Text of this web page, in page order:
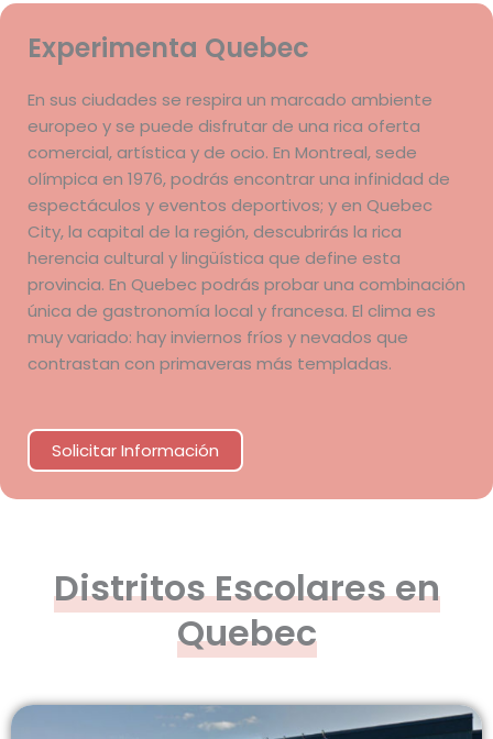
Experimenta Quebec
En sus ciudades se respira un marcado ambiente
europeo y se puede disfrutar de una rica oferta
comercial, artística y de ocio. En Montreal, sede
olímpica en 1976, podrás encontrar una infinidad de
espectáculos y eventos deportivos; y en Quebec
City, la capital de la región, descubrirás la rica
herencia cultural y lingüística que define esta
provincia. En Quebec podrás probar una combinación
única de gastronomía local y francesa. El clima es
muy variado: hay inviernos fríos y nevados que
contrastan con primaveras más templadas.
Solicitar Información
Distritos Escolares en
Quebec